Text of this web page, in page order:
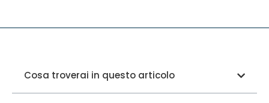
Cosa troverai in questo articolo